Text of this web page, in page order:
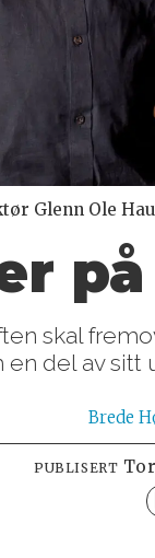
Glenn Ole
skal
en del av
Brede
PUBLISERT